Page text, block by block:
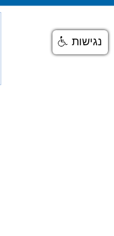
נגישות